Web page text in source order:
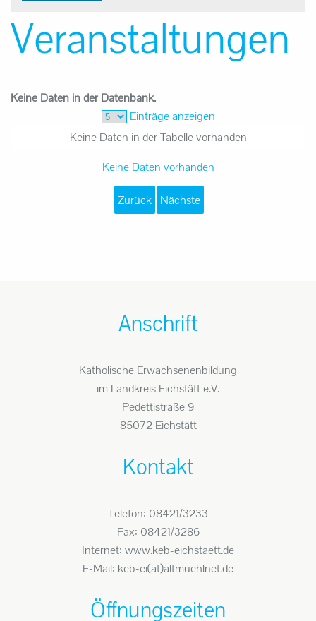
Veranstaltungen
Keine Daten in der Datenbank.
Einträge anzeigen
Keine Daten in der Tabelle vorhanden
Keine Daten vorhanden
Zurück Nächste
Anschrift
Katholische Erwachsenenbildung
im Landkreis Eichstätt e.V.
Pedettistraße 9
85072 Eichstätt
Kontakt
Telefon: 08421/3233
Fax: 08421/3286
Internet: www.keb-eichstaett.de
E-Mail: keb-ei(at)altmuehlnet.de
Öffnungszeiten